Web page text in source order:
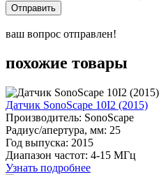
Отправить
ваш вопрос отправлен!
похожие товары
Датчик SonoScape 10I2 (2015)
Производитель: SonoScape
Радиуc/апертура, мм: 25
Год выпуска: 2015
Диапазон частот: 4-15 МГц
Узнать подробнее